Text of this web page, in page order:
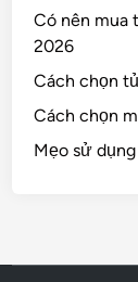
Có nên mua
2026
Cách chọn
Cách chọn
Mẹo sử